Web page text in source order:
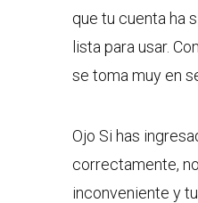
que tu cuenta ha
lista para usar.
se toma muy en
Ojo Si has
correctamente,
inconveniente y